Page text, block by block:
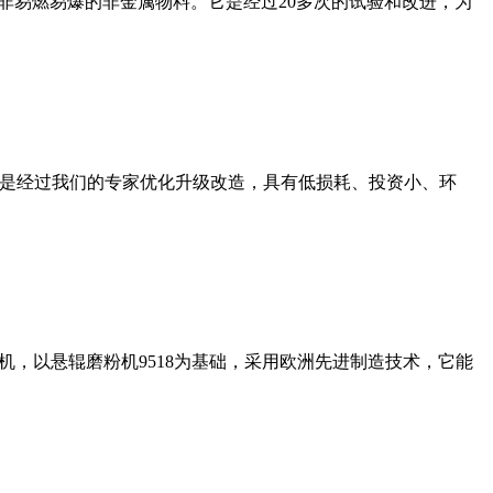
经过我们的专家优化升级改造，具有低损耗、投资小、环
以悬辊磨粉机9518为基础，采用欧洲先进制造技术，它能